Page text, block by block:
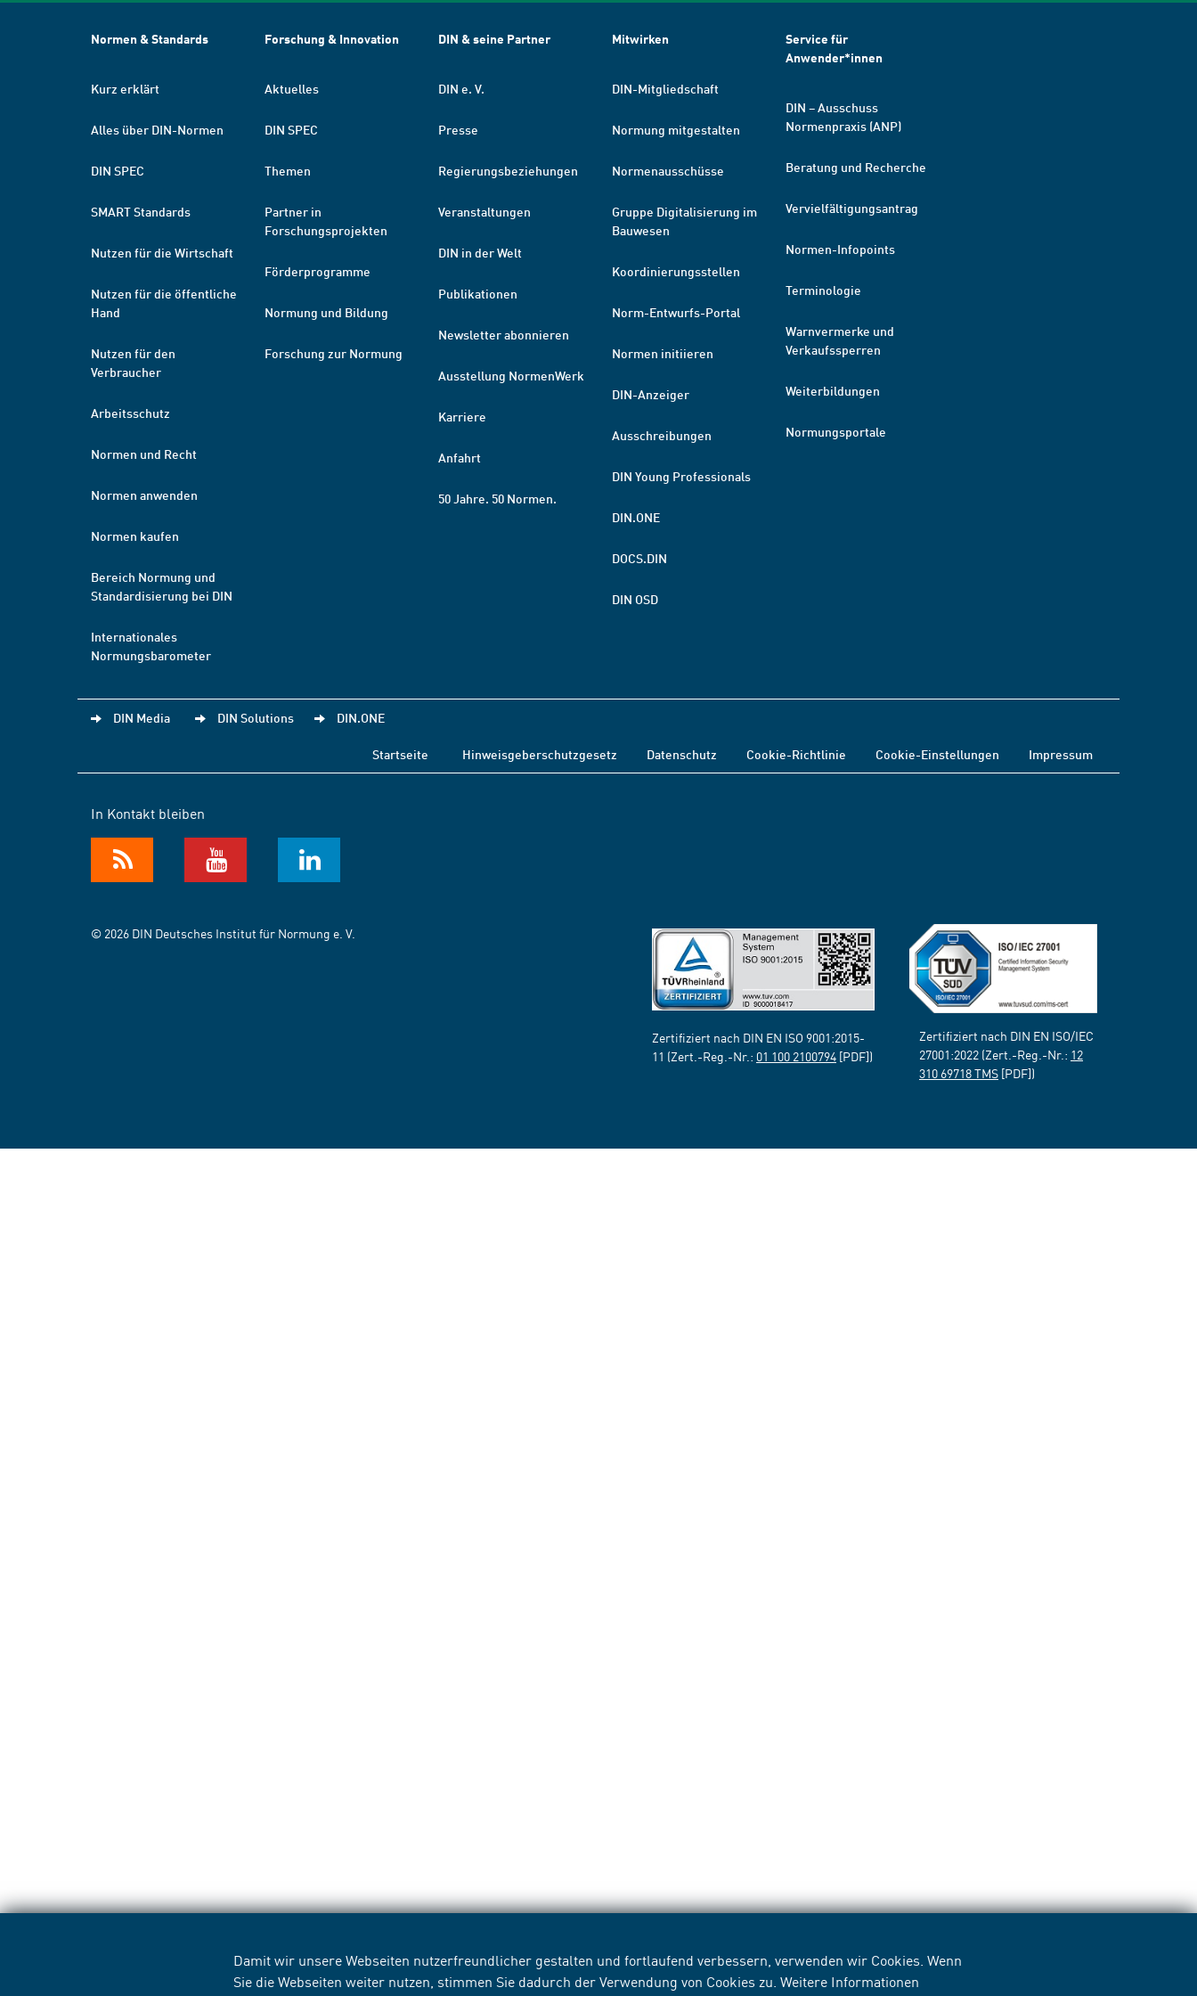
Damit wir unsere Webseiten nutzerfreundlicher gestalten und fortlaufend verbessern, verwenden wir Cookies. Wenn
Sie die Webseiten weiter nutzen, stimmen Sie dadurch der Verwendung von Cookies zu. Weitere Informationen
Normen & Standards
Kurz erklärt
Alles über DIN-Normen
DIN SPEC
SMART Standards
Nutzen für die Wirtschaft
Nutzen für die öffentliche
Hand
Nutzen für den
Verbraucher
Arbeitsschutz
Normen und Recht
Normen anwenden
Normen kaufen
Bereich Normung und
Standardisierung bei DIN
Internationales
Normungsbarometer
Forschung & Innovation
Aktuelles
DIN SPEC
Themen
Partner in
Forschungsprojekten
Förderprogramme
Normung und Bildung
Forschung zur Normung
DIN & seine Partner
DIN e. V.
Presse
Regierungsbeziehungen
Veranstaltungen
DIN in der Welt
Publikationen
Newsletter abonnieren
Ausstellung NormenWerk
Karriere
Anfahrt
50 Jahre. 50 Normen.
Mitwirken
DIN-Mitgliedschaft
Normung mitgestalten
Normenausschüsse
Gruppe Digitalisierung im
Bauwesen
Koordinierungsstellen
Norm-Entwurfs-Portal
Normen initiieren
DIN-Anzeiger
Ausschreibungen
DIN Young Professionals
DIN.ONE
DOCS.DIN
DIN OSD
Service für
Anwender*innen
DIN – Ausschuss
Normenpraxis (ANP)
Beratung und Recherche
Vervielfältigungsantrag
Normen-Infopoints
Terminologie
Warnvermerke und
Verkaufssperren
Weiterbildungen
Normungsportale
DIN Media DIN Solutions DIN.ONE
Startseite Hinweisgeberschutzgesetz Datenschutz Cookie-Richtlinie Cookie-Einstellungen Impressum
In Kontakt bleiben
© 2026 DIN Deutsches Institut für Normung e. V.
Zertifiziert nach DIN EN ISO 9001:2015-
11 (Zert.-Reg.-Nr.: 01 100 2100794 [PDF])
Zertifiziert nach DIN EN ISO/IEC
27001:2022 (Zert.-Reg.-Nr.: 12
310 69718 TMS [PDF])